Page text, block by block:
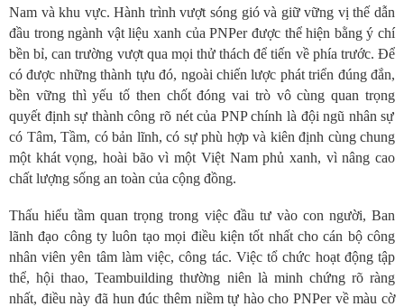
Nam và khu vực. Hành trình vượt sóng gió và giữ vững vị thế dẫn
đầu trong ngành vật liệu xanh của PNPer được thể hiện bằng ý chí
bền bỉ, can trường vượt qua mọi thử thách để tiến về phía trước. Để
có được những thành tựu đó, ngoài chiến lược phát triển đúng đắn,
bền vững thì yếu tố then chốtđóng vai trò vôcùng quan trọng
quyết định sự thành công rõ nét của PNP chính là đội ngũ nhân sự
có Tâm, Tầm, có bản lĩnh, có sự phù hợp và kiên định cùng chung
một khát vọng, hoài bão vì một Việt Nam phủ xanh, vì nâng cao
chất lượng sống an toàn của cộng đồng.
Thấu hiểu tầm quan trọng trong việc đầu tư vào con người, Ban
lãnh đạo công ty luôn tạo mọi điều kiện tốt nhất cho cán bộ công
nhân viên yên tâm làmviệc,công tác. Việc tổ chức hoạt động tập
thể, hội thao, Teambuilding thường niên là minh chứng rõ ràng
nhất, điều này đã hun đúc thêm niềm tự hào cho PNPer về màu cờ